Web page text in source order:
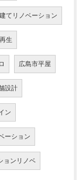
てリノベーション
生
広島市平屋
設計
ン
ーション
ョンリノベ